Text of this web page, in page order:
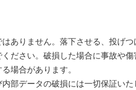
ありません。落下させる、投げ
ださい。破損した場合に事故や
場合があります。
部データの破損には一切保証い